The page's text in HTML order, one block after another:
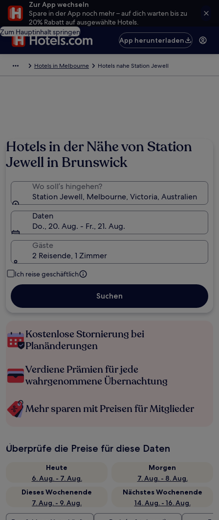
Zur App wechseln
Spare in der App noch mehr – auf dich warten bis zu
20% Rabatt auf ausgewählte Hotels.
Zum Hauptinhalt springen
App herunterladen
Hotels in Melbourne Hotels nahe Station Jewell
Hotels in der Nähe von Station
Jewell in Brunswick
Wo soll’s hingehen?
Station Jewell, Melbourne, Victoria, Australien
Daten
Do., 20. Aug. - Fr., 21. Aug.
Gäste
2 Reisende, 1 Zimmer
Ich reise geschäftlich
Suchen
Kostenlose Stornierung bei
Planänderungen
Verdiene Prämien für jede
wahrgenommene Übernachtung
Mehr sparen mit Preisen für Mitglieder
Überprüfe die Preise für diese Daten
Heute
6. Aug. - 7. Aug.
Morgen
7. Aug. - 8. Aug.
Dieses Wochenende
7. Aug. - 9. Aug.
Nächstes Wochenende
14. Aug. - 16. Aug.